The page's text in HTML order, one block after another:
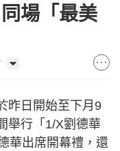
場「最美
昨日開始至下月9
舉行「1/X劉德華
華出席開幕禮，還